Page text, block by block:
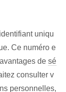
uniqu
Ce ⁤numéro e
de sé
consulter v
personnelles,